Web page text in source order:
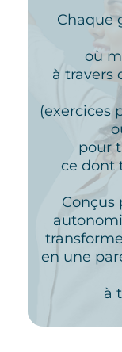
Chaque
où
à travers
(exercices
pour
ce dont
Conçus
en une
à